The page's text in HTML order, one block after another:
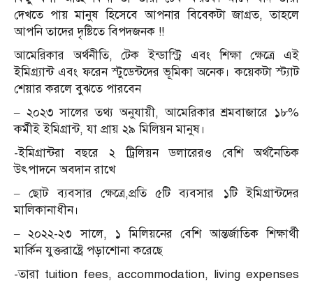
দেখতে পায় মানুষ হিসেবে আপনার বিবেকটা জাগ্রত, তাহলে
আপনি তাদের দৃষ্টিতে বিপদজনক !!
আমেরিকার অর্থনীতি, টেক ইন্ডাস্ট্রি এবং শিক্ষা ক্ষেত্রে এই
ইমিগ্র্যান্ট এবং ফরেন স্টুডেন্টদের ভূমিকা অনেক। কয়েকটা স্ট্যাট
শেয়ার করলে বুঝতে পারবেন
– ২০২৩ সালের তথ্য অনুযায়ী, আমেরিকার শ্রমবাজারে ১৮%
কর্মীই ইমিগ্রান্ট, যা প্রায় ২৯ মিলিয়ন মানুষ।
-ইমিগ্রান্টরা বছরে ২ ট্রিলিয়ন ডলারেরও বেশি অর্থনৈতিক
উৎপাদনে অবদান রাখে
– ছোট ব্যবসার ক্ষেত্রে,প্রতি ৫টি ব্যবসার ১টি ইমিগ্রান্টদের
মালিকানাধীন।
– ২০২২-২৩ সালে, ১ মিলিয়নের বেশি আন্তর্জাতিক শিক্ষার্থী
মার্কিন যুক্তরাষ্ট্রে পড়াশোনা করেছে
-তারা tuition fees, accommodation, living expenses